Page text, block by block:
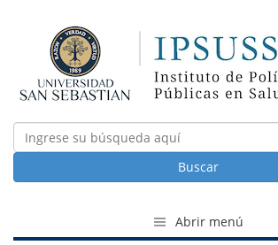
Buscar
Abrir menú